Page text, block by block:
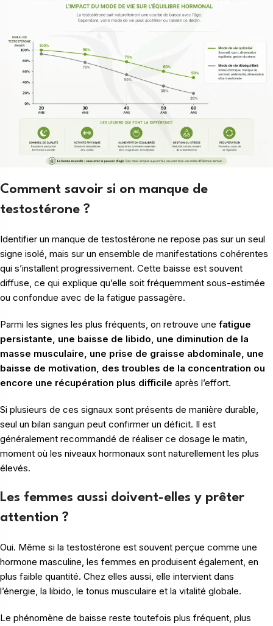
Comment savoir si on manque de
testostérone ?
Identifier un manque de testostérone ne repose pas sur un seul
signe isolé, mais sur un ensemble de manifestations cohérentes
qui s’installent progressivement. Cette baisse est souvent
diffuse, ce qui explique qu’elle soit fréquemment sous-estimée
ou confondue avec de la fatigue passagère.
Parmi les signes les plus fréquents, on retrouve une fatigue
persistante, une baisse de libido, une diminution de la
masse musculaire, une prise de graisse abdominale, une
baisse de motivation, des troubles de la concentration ou
encore une récupération plus difficile après l’effort.
Si plusieurs de ces signaux sont présents de manière durable,
seul un bilan sanguin peut confirmer un déficit. Il est
généralement recommandé de réaliser ce dosage le matin,
moment où les niveaux hormonaux sont naturellement les plus
élevés.
Les femmes aussi doivent-elles y prêter
attention ?
Oui. Même si la testostérone est souvent perçue comme une
hormone masculine, les femmes en produisent également, en
plus faible quantité. Chez elles aussi, elle intervient dans
l’énergie, la libido, le tonus musculaire et la vitalité globale.
Le phénomène de baisse reste toutefois plus fréquent, plus